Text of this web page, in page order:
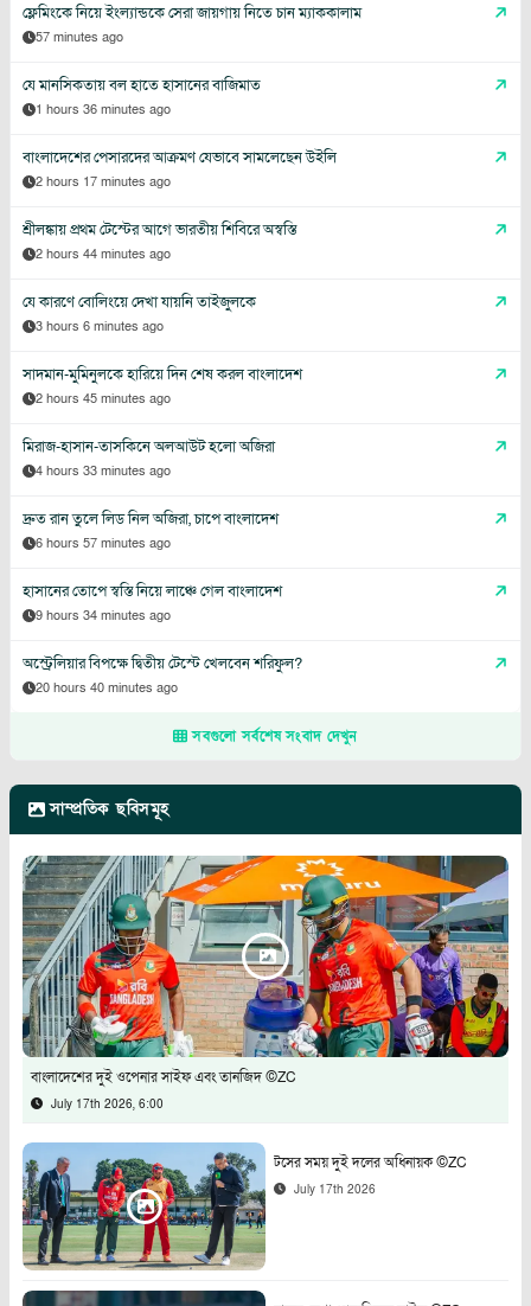
ফ্লেমিংকে নিয়ে ইংল্যান্ডকে সেরা জায়গায় নিতে চান ম্যাককালাম
57 minutes ago
যে মানসিকতায় বল হাতে হাসানের বাজিমাত
1 hours 36 minutes ago
বাংলাদেশের পেসারদের আক্রমণ যেভাবে সামলেছেন উইলি
2 hours 17 minutes ago
শ্রীলঙ্কায় প্রথম টেস্টের আগে ভারতীয় শিবিরে অস্বস্তি
2 hours 44 minutes ago
যে কারণে বোলিংয়ে দেখা যায়নি তাইজুলকে
3 hours 6 minutes ago
সাদমান-মুমিনুলকে হারিয়ে দিন শেষ করল বাংলাদেশ
2 hours 45 minutes ago
মিরাজ-হাসান-তাসকিনে অলআউট হলো অজিরা
4 hours 33 minutes ago
দ্রুত রান তুলে লিড নিল অজিরা, চাপে বাংলাদেশ
6 hours 57 minutes ago
হাসানের তোপে স্বস্তি নিয়ে লাঞ্চে গেল বাংলাদেশ
9 hours 34 minutes ago
অস্ট্রেলিয়ার বিপক্ষে দ্বিতীয় টেস্টে খেলবেন শরিফুল?
20 hours 40 minutes ago
সবগুলো সর্বশেষ সংবাদ দেখুন
সাম্প্রতিক ছবিসমূহ
বাংলাদেশের দুই ওপেনার সাইফ এবং তানজিদ ©ZC
July 17th 2026, 6:00
টসের সময় দুই দলের অধিনায়ক ©ZC
July 17th 2026